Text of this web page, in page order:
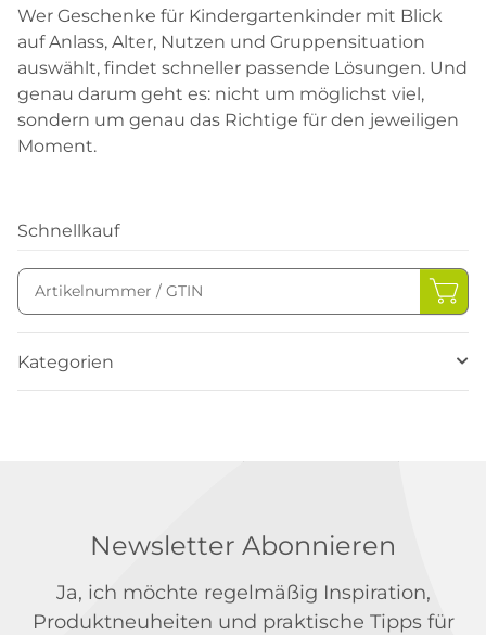
Wer Geschenke für Kindergartenkinder mit Blick
auf Anlass, Alter, Nutzen und Gruppensituation
auswählt, findet schneller passende Lösungen. Und
genau darum geht es: nicht um möglichst viel,
sondern um genau das Richtige für den jeweiligen
Moment.
Schnellkauf
Kategorien
Newsletter Abonnieren
Ja, ich möchte regelmäßig Inspiration,
Produktneuheiten und praktische Tipps für